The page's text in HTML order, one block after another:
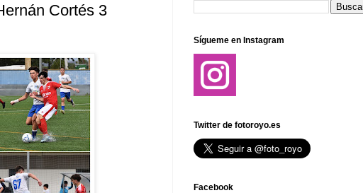
Cortés 3
Sígueme en Instagram
Twitter de fotoroyo.es
Facebook